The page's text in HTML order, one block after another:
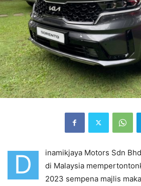
D inamikjaya Motors Sdn
di Malaysia
2023 sempena majlis